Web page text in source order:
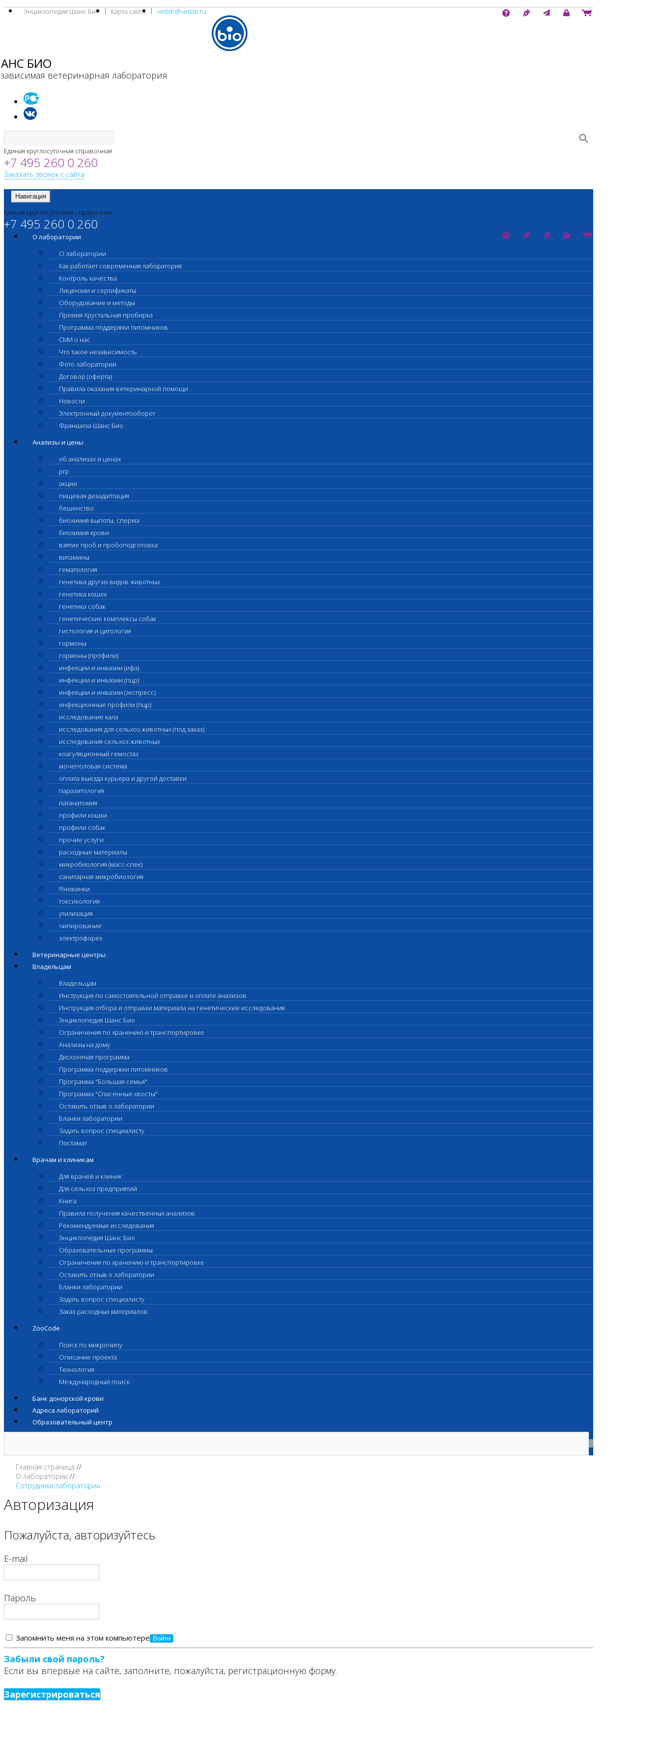
Энциклопедия Шанс Био Карта сайта vetlab@vetlab.ru
БИО
ветеринарная лаборатория
Единая круглосуточная справочная
+7 495 260 0 260
Заказать звонок с сайта
Навигация
Единая круглосуточная справочная
+7 495 260 0 260
О лаборатории
О лаборатории
Как работает современная лаборатория
Контроль качества
Лицензии и сертификаты
Оборудование и методы
Премия Хрустальная пробирка
Программа поддержки питомников
СМИ о нас
Что такое независимость
Фото лаборатории
Договор (оферта)
Правила оказания ветеринарной помощи
Новости
Электронный документооборот
Франшиза Шанс Био
Анализы и цены
об анализах и ценах
prp
акции
пищевая дезадаптация
бешенство
биохимия выпоты, сперма
биохимия крови
взятие проб и пробоподготовка
витамины
гематология
генетика других видов животных
генетика кошек
генетика собак
генетические комплексы собак
гистология и цитология
гормоны
гормоны (профили)
инфекции и инвазии (ифа)
инфекции и инвазии (пцр)
инфекции и инвазии (экспресс)
инфекционные профили (пцр)
исследование кала
исследования для сельхоз.животных (под заказ)
исследования сельхоз.животных
коагуляционный гемостаз
мочеполовая система
оплата выезда курьера и другой доставки
паразитология
патанатомия
профили кошки
профили собак
прочие услуги
расходные материалы
микробиология (масс-спек)
санитарная микробиология
!!!новинки
токсикология
утилизация
чипирование
электрофорез
Ветеринарные центры
Владельцам
Владельцам
Инструкция по самостоятельной отправке и оплате анализов
Инструкция отбора и отправки материала на генетические исследования
Энциклопедия Шанс Био
Ограничения по хранению и транспортировке
Анализы на дому
Дисконтная программа
Программа поддержки питомников
Программа "Большая семья"
Программа "Спасенные хвосты"
Оставить отзыв о лаборатории
Бланки лаборатории
Задать вопрос специалисту
Постамат
Врачам и клиникам
Для врачей и клиник
Для сельхоз предприятий
Книга
Правила получения качественных анализов
Рекомендуемые исследования
Энциклопедия Шанс Био
Образовательные программы
Ограничения по хранению и транспортировке
Оставить отзыв о лаборатории
Бланки лаборатории
Задать вопрос специалисту
Заказ расходных материалов
ZooCode
Поиск по микрочипу
Описание проекта
Технология
Международный поиск
Банк донорской крови
Адреса лабораторий
Образовательный центр
Главная страница
О лаборатории
Сотрудники лаборатории
Авторизация
Пожалуйста, авторизуйтесь
E-mail
Пароль
Запомнить меня на этом компьютере
Забыли свой пароль?
Если вы впервые на сайте, заполните, пожалуйста, регистрационную форму.
Зарегистрироваться